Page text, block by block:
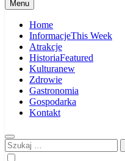
Menu
Home
InformacjeThis Week
Atrakcje
HistoriaFeatured
Kulturanew
Zdrowie
Gastronomia
Gospodarka
Kontakt
Szukaj: